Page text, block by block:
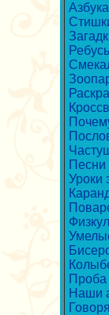
Азбука
Песни
Уроки
Проба
Наши